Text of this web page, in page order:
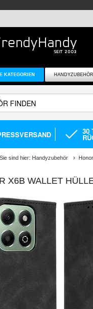
KATEGORIEN HANDYZUBEHÖR
30
sind hier: Handyzubehör
X6B WALLET